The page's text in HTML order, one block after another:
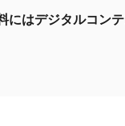
にはデジタルコン